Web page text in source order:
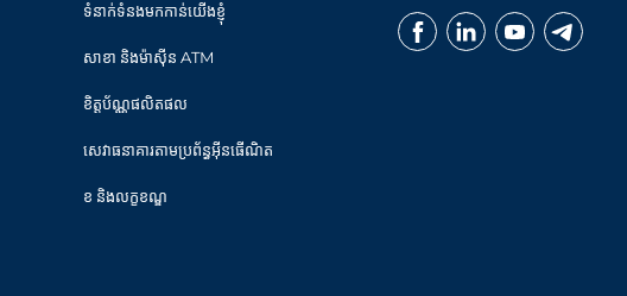
ទំនាក់ទំនងមកកាន់យើងខ្ញុំ
សាខា និងម៉ាស៊ីន ATM
ខិត្តប័ណ្ណផលិតផល
សេវាធនាគារតាមប្រព័ន្ធអ៊ីនធើណិត
ខ និងលក្ខខណ្ឌ